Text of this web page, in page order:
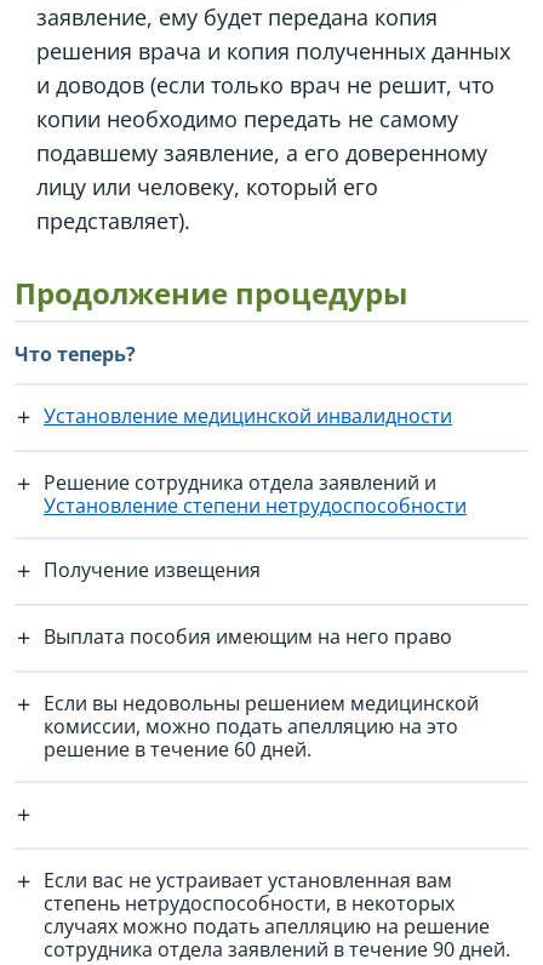
заявление, ему будет передана копия
решения врача и копия полученных данных
и доводов (если только врач не решит, что
копии необходимо передать не самому
подавшему заявление, а его доверенному
лицу или человеку, который его
представляет).
Продолжение процедуры
Что теперь?
Установление медицинской инвалидности
Решение сотрудника отдела заявлений и
Установление степени нетрудоспособности
Получение извещения
Выплата пособия имеющим на него право
Если вы недовольны решением медицинской
комиссии, можно подать апелляцию на это
решение в течение 60 дней.
Если вас не устраивает установленная вам
степень нетрудоспособности, в некоторых
случаях можно подать апелляцию на решение
сотрудника отдела заявлений в течение 90 дней.